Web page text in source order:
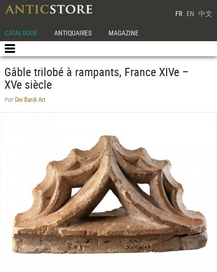
FR EN 中文
CATALOGUE ANTIQUAIRES MAGAZINE
Gâble trilobé à rampants, France XIVe –
XVe siècle
ParDei Bardi Art